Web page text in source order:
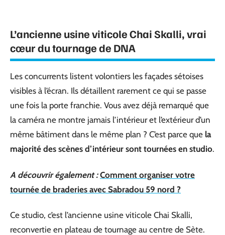
L’ancienne usine viticole Chai Skalli, vrai
cœur du tournage de DNA
Les concurrents listent volontiers les façades sétoises
visibles à l’écran. Ils détaillent rarement ce qui se passe
une fois la porte franchie. Vous avez déjà remarqué que
la caméra ne montre jamais l’intérieur et l’extérieur d’un
même bâtiment dans le même plan ? C’est parce que la
majorité des scènes d’intérieur sont tournées en studio.
A découvrir également : Comment organiser votre
tournée de braderies avec Sabradou 59 nord ?
Ce studio, c’est l’ancienne usine viticole Chai Skalli,
reconvertie en plateau de tournage au centre de Sète.